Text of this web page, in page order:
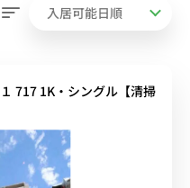
717 1K・シングル【清掃